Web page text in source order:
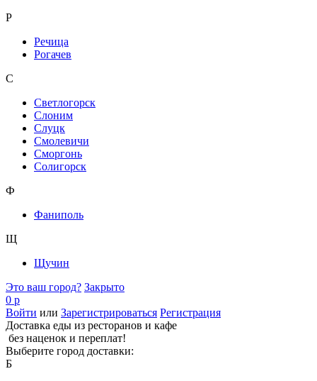
Р
Речица
Рогачев
С
Светлогорск
Слоним
Слуцк
Смолевичи
Сморгонь
Солигорск
Ф
Фаниполь
Щ
Щучин
Это ваш город? Закрыто
0 р
Войти или Зарегистрироваться Регистрация
Доставка еды из ресторанов и кафе
без наценок и переплат!
Выберите город доставки:
Б